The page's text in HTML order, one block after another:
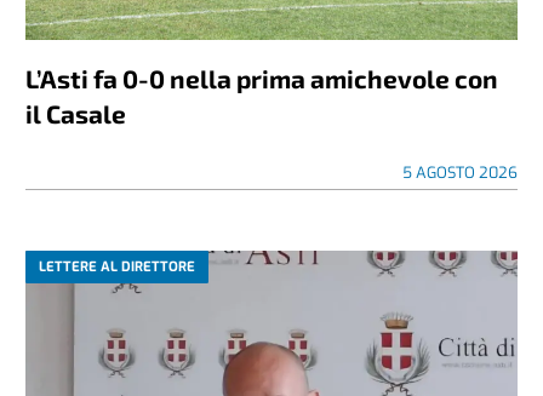
L’Asti fa 0-0 nella prima amichevole con
il Casale
5 AGOSTO 2026
LETTERE AL DIRETTORE